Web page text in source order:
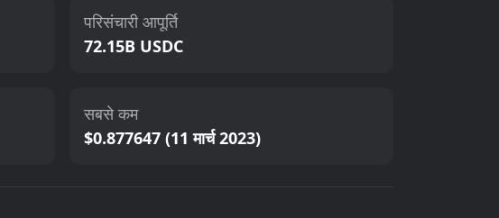
परिसंचारी आपूर्ति
72.15B USDC
सबसे कम
$0.877647 (11 मार्च 2023)